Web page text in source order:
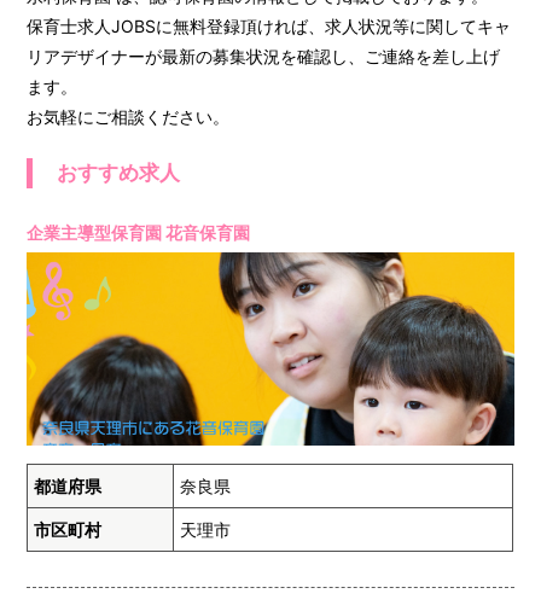
保育士求人JOBSに無料登録頂ければ、求人状況等に関してキャ
リアデザイナーが最新の募集状況を確認し、ご連絡を差し上げ
ます。
お気軽にご相談ください。
おすすめ求人
企業主導型保育園 花音保育園
都道府県 奈良県
市区町村 天理市